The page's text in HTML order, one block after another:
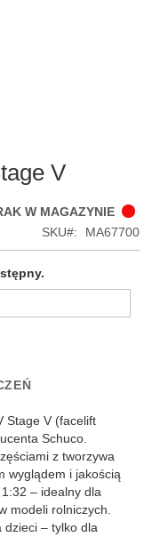
V
W MAGAZYNIE
SKU
MA67700
Stage V (facelift
Schuco.
z tworzywa
wyglądem i jakością
– idealny dla
modeli rolniczych.
dzieci – tylko dla